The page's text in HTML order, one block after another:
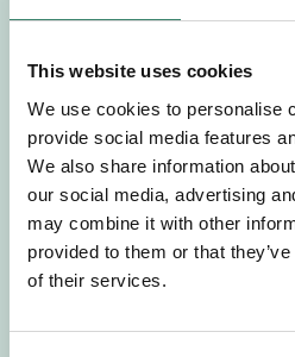
This website uses cookies
We use cookies to personalise
provide social media features
We also share information
our social media, advertising
may combine it with other
provided to them or that
of their services.
Välj önskat
Välj önskad
E-post